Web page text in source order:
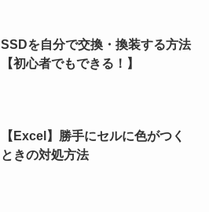
SSDを自分で交換・換装する方法
【初心者でもできる！】
【Excel】勝手にセルに色がつく
ときの対処方法